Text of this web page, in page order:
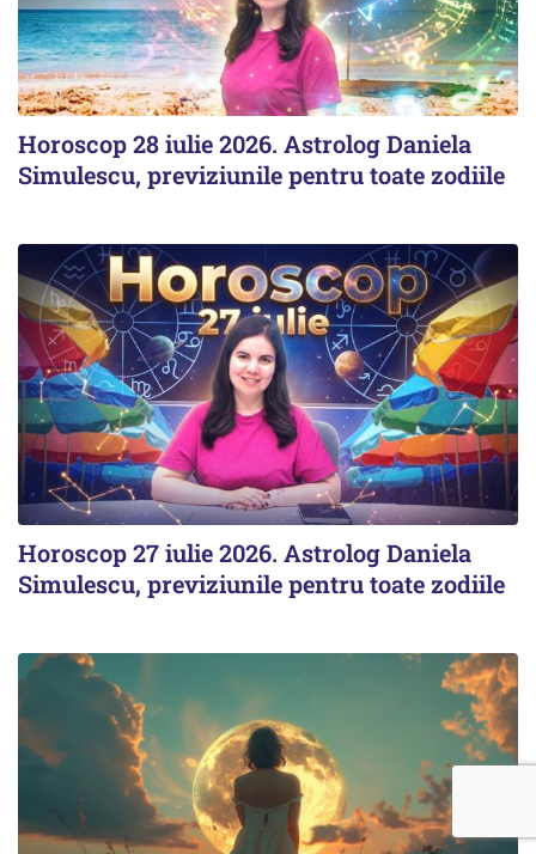
Horoscop 28 iulie 2026. Astrolog Daniela
Simulescu, previziunile pentru toate zodiile
Horoscop 27 iulie 2026. Astrolog Daniela
Simulescu, previziunile pentru toate zodiile